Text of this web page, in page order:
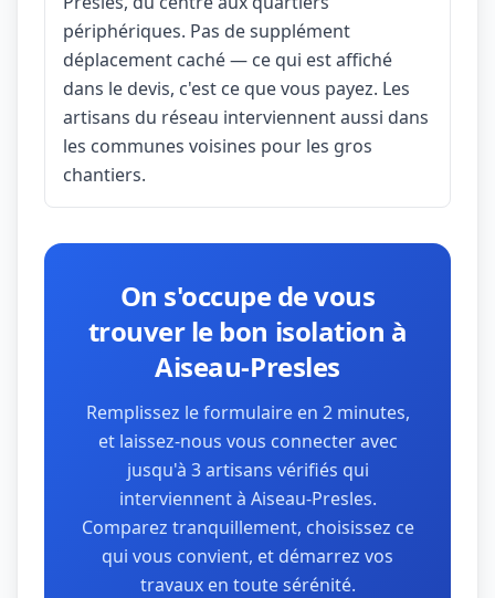
périphériques. Pas de supplément
déplacement caché — ce qui est affiché
dans le devis, c'est ce que vous payez. Les
artisans du réseau interviennent aussi dans
les communes voisines pour les gros
chantiers.
On s'occupe de vous
trouver le bon isolation à
Aiseau-Presles
Remplissez le formulaire en 2 minutes,
et laissez-nous vous connecter avec
jusqu'à 3 artisans vérifiés qui
interviennent à Aiseau-Presles.
Comparez tranquillement, choisissez ce
qui vous convient, et démarrez vos
travaux en toute sérénité.